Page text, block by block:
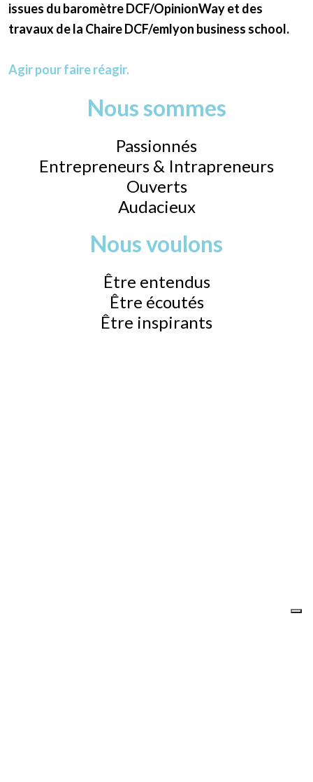
issues du baromètre DCF/OpinionWay et des
travaux de la Chaire DCF/emlyon business school.
Agir pour faire réagir.
Nous sommes
Passionnés
Entrepreneurs & Intrapreneurs
Ouverts
Audacieux
Nous voulons
Être entendus
Être écoutés
Être inspirants